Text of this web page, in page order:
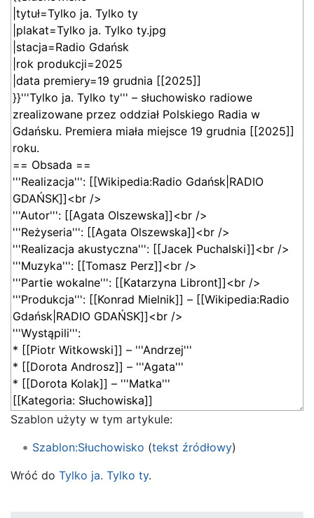
Szablon użyty w tym artykule:
Szablon:Słuchowisko (tekst źródłowy)
Wróć do Tylko ja. Tylko ty.